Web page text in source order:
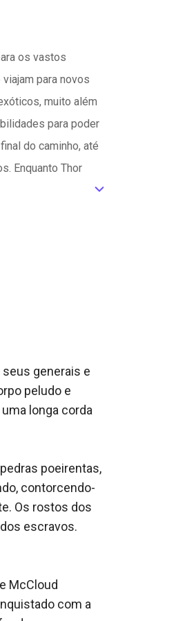
os vastos
para novos
muito além
para poder
do caminho, até
Enquanto Thor
assumir um
massa que está
em seu
está pronto para
e traição. É
interessar a todas
ic_default